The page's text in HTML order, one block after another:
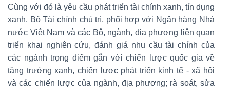
Cùng với đó là yêu cầu phát triển tài chính xanh, tín dụng
xanh. Bộ Tài chính chủ trì, phối hợp với Ngân hàng Nhà
nước Việt Nam và các Bộ, ngành, địa phương liên quan
triển khai nghiên cứu, đánh giá nhu cầu tài chính của
các ngành trọng điểm gắn với chiến lược quốc gia về
tăng trưởng xanh, chiến lược phát triển kinh tế - xã hội
và các chiến lược của ngành, địa phương; rà soát, sửa